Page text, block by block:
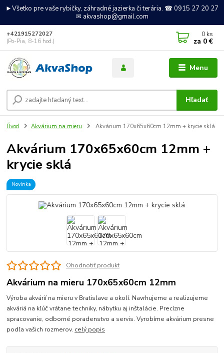
►Všetko pre vaše rybičky, záhradné jazierka či terária. ☎ 0915 27 20 27
✉ akvashop@gmail.com
Menu
Hľadať
+421915272027
(Po-Pia, 8-16 hod.)
0 ks
za 0 €
Úvod Akvárium na mieru Akvárium 170x65x60cm 12mm + krycie sklá
Akvárium 170x65x60cm 12mm +
krycie sklá
Novinka
Ohodnotiť produkt
Akvárium na mieru 170x65x60cm 12mm
Výroba akvárií na mieru v Bratislave a okolí. Navrhujeme a realizujeme
akváriá na kľúč vrátane techniky, nábytku aj inštalácie. Precízne
spracovanie, odborné poradenstvo a servis. Vyrobíme akvárium presne
podľa vašich rozmerov. celý popis